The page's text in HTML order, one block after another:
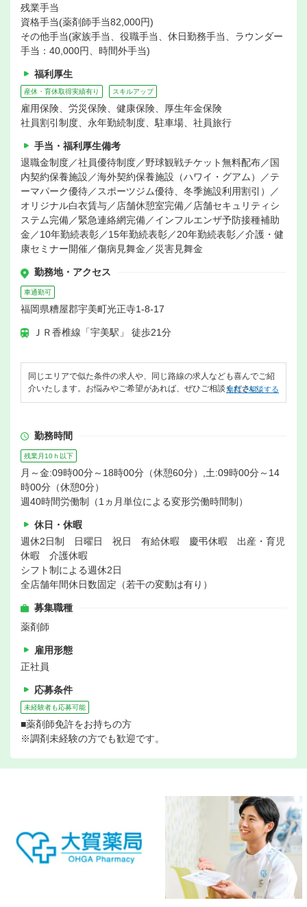
残業手当
資格手当(薬剤師手当82,000円)
その他手当(家族手当、役職手当、休日勤務手当、ラウンダー
手当：40,000円、時間外手当)
福利厚生
産休・育休取得実績有り スキルアップ
雇用保険、労災保険、健康保険、厚生年金保険
社員割引制度、永年勤続制度、駐車場、社員旅行
手当・福利厚生備考
退職金制度／社員優待制度／野球観戦チケット無料配布／国
内契約保養施設／海外契約保養施設（ハワイ・グアム）／テ
ーマパーク優待／スポーツジム優待、冬季施設利用割引）／
オリジナル白衣賃与／店舗休憩室完備／店舗セキュリティシ
ステム完備／緊急連絡網完備／インフルエンザ予防接種補助
金／10年勤続表彰／15年勤続表彰／20年勤続表彰／介護・健
康セミナー開催／傷病見舞金／災害見舞金
勤務地・アクセス
車通勤可
福岡県糟屋郡宇美町光正寺1-8-17
ＪＲ香椎線「宇美駅」 徒歩21分
同じエリアで似た条件の求人や、同じ路線の求人なども喜んでご紹
介いたします。お悩みやご希望があれば、ぜひご相談ください。
無料で相談する
勤務時間
残業月10ｈ以下
月～金:09時00分～18時00分（休憩60分）,土:09時00分～14
時00分（休憩0分）
週40時間労働制（1ヵ月単位による変形労働時間制）
休日・休暇
週休2日制 日曜日 祝日 有給休暇 慶弔休暇 出産・育児
休暇 介護休暇
シフト制による週休2日
全店舗年間休日数固定（若干の変動は有り）
募集職種
薬剤師
雇用形態
正社員
応募条件
未経験者も応募可能
■薬剤師免許をお持ちの方
※調剤未経験の方でも歓迎です。